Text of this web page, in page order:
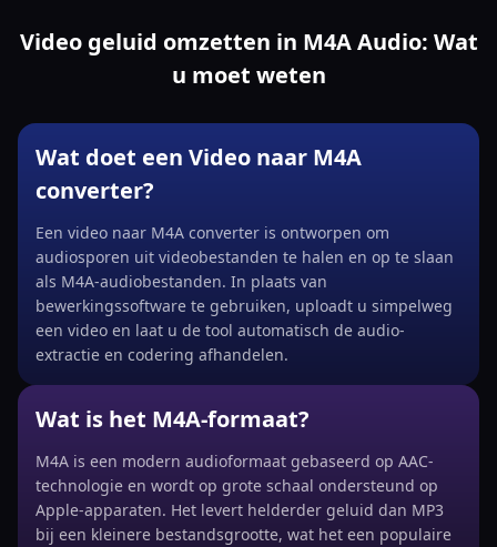
Video geluid omzetten in M4A Audio: Wat
u moet weten
Wat doet een Video naar M4A
converter?
Een video naar M4A converter is ontworpen om
audiosporen uit videobestanden te halen en op te slaan
als M4A-audiobestanden. In plaats van
bewerkingssoftware te gebruiken, uploadt u simpelweg
een video en laat u de tool automatisch de audio-
extractie en codering afhandelen.
Wat is het M4A-formaat?
M4A is een modern audioformaat gebaseerd op AAC-
technologie en wordt op grote schaal ondersteund op
Apple-apparaten. Het levert helderder geluid dan MP3
bij een kleinere bestandsgrootte, wat het een populaire